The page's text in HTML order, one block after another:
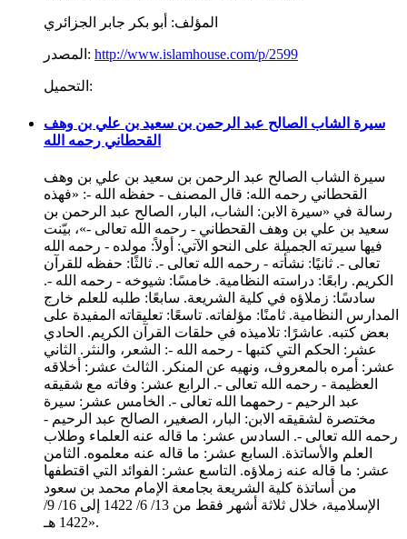
المؤلف: أبو بكر جابر الجزائري
المصدر: http://www.islamhouse.com/p/2599
التحميل:
سيرة الشاب الصالح عبد الرحمن بن سعيد بن علي بن وهف
القحطاني رحمه الله
سيرة الشاب الصالح عبد الرحمن بن سعيد بن علي بن وهف
القحطاني رحمه الله: قال المصنف - حفظه الله -: «فهذه
رسالة في «سيرة الابن: الشاب، البار، الصالح عبد الرحمن بن
سعيد بن علي بن وهف القحطاني - رحمه الله تعالى -»، بيّنت
فيها سيرته الجميلة على النحو الآتي: أولاً: مولده - رحمه الله
تعالى -. ثانيًا: نشأته - رحمه الله تعالى -. ثالثًا: حفظه للقرآن
الكريم. رابعًا: دراسته النظامية. خامسًا: شيوخه - رحمه الله -.
سادسًا: زملاؤه في كلية الشريعة. سابعًا: طلبه للعلم خارج
المدارس النظامية. ثامنًا: مؤلفاته. تاسعًا: تعليقاته المفيدة على
بعض كتبه. عاشرًا: تلاميذه في حلقات القرآن الكريم. الحادي
عشر: الحكم التي كتبها - رحمه الله -: الشعر، والنثر. الثاني
عشر: أمره بالمعروف، ونهيه عن المنكر. الثالث عشر: أخلاقه
العظيمة - رحمه الله تعالى -. الرابع عشر: وفاته مع شقيقه
عبد الرحيم - رحمهما الله تعالى -. الخامس عشر: سيرة
مختصرة لشقيقه الابن: البار، الصغير، الصالح عبد الرحيم -
رحمه الله تعالى -. السادس عشر: ما قاله عنه العلماء وطلاب
العلم والأساتذة. السابع عشر: ما قاله عنه معلموه. الثامن
عشر: ما قاله عنه زملاؤه. التاسع عشر: الفوائد التي اقتطفها
من أساتذة كلية الشريعة بجامعة الإمام محمد بن سعود
الإسلامية، خلال ثلاثة أشهر فقط من 13/ 6/ 1422 إلى 16/ 9/
1422 هـ».